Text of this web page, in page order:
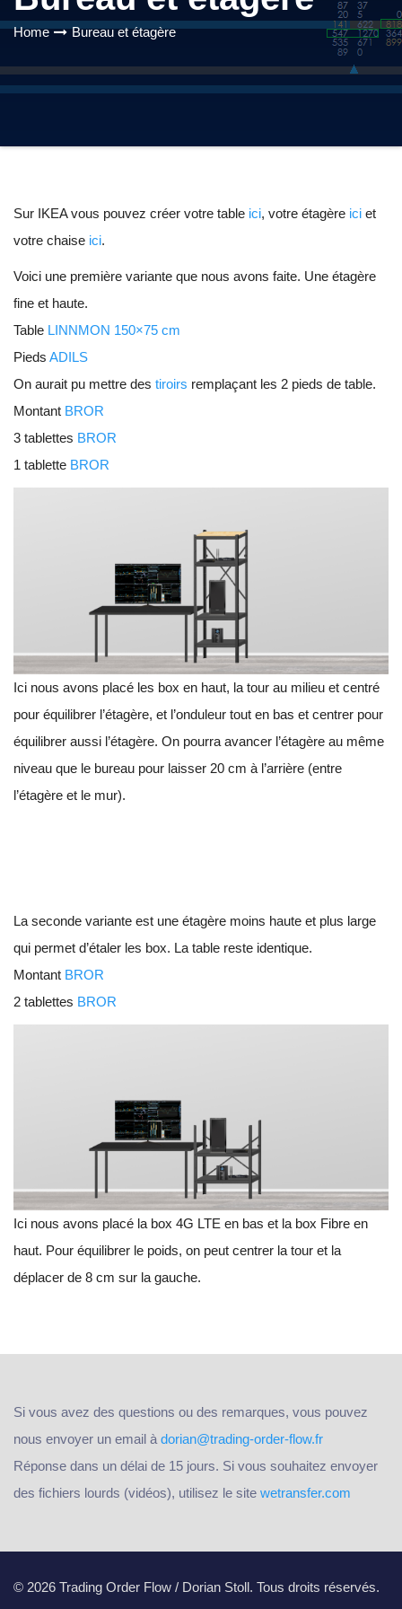
Home Bureau et étagère
Sur IKEA vous pouvez créer votre table ici, votre étagère ici et
votre chaise ici.
Voici une première variante que nous avons faite. Une étagère
fine et haute.
Table LINNMON 150×75 cm
Pieds ADILS
On aurait pu mettre des tiroirs remplaçant les 2 pieds de table.
Montant BROR
3 tablettes BROR
1 tablette BROR
Ici nous avons placé les box en haut, la tour au milieu et centré
pour équilibrer l’étagère, et l’onduleur tout en bas et centrer pour
équilibrer aussi l’étagère. On pourra avancer l’étagère au même
niveau que le bureau pour laisser 20 cm à l’arrière (entre
l’étagère et le mur).
La seconde variante est une étagère moins haute et plus large
qui permet d’étaler les box. La table reste identique.
Montant BROR
2 tablettes BROR
Ici nous avons placé la box 4G LTE en bas et la box Fibre en
haut. Pour équilibrer le poids, on peut centrer la tour et la
déplacer de 8 cm sur la gauche.
Si vous avez des questions ou des remarques, vous pouvez
nous envoyer un email à dorian@trading-order-flow.fr
Réponse dans un délai de 15 jours. Si vous souhaitez envoyer
des fichiers lourds (vidéos), utilisez le site wetransfer.com
© 2026 Trading Order Flow / Dorian Stoll. Tous droits réservés.